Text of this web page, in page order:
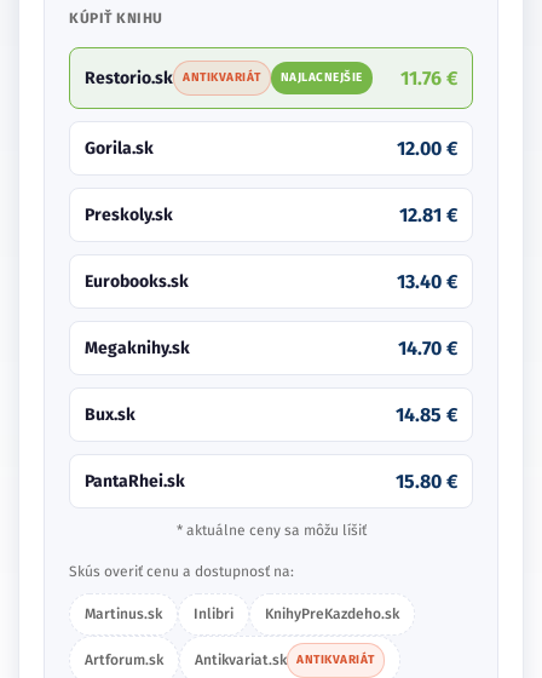
KÚPIŤ KNIHU
Restorio.sk ANTIKVARIÁT NAJLACNEJŠIE 11.76 €
Gorila.sk 12.00 €
Preskoly.sk 12.81 €
Eurobooks.sk 13.40 €
Megaknihy.sk 14.70 €
Bux.sk 14.85 €
PantaRhei.sk 15.80 €
* aktuálne ceny sa môžu líšiť
Skús overiť cenu a dostupnosť na:
Martinus.sk Inlibri KnihyPreKazdeho.sk
Artforum.sk Antikvariat.sk ANTIKVARIÁT